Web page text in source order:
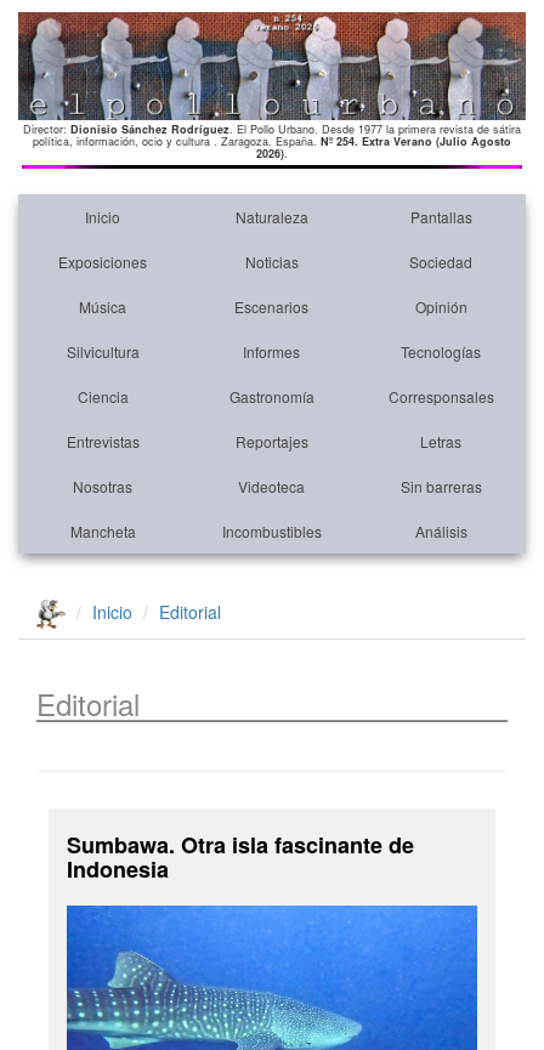
Director: Dionisio Sánchez Rodríguez. El Pollo Urbano. Desde 1977 la primera revista de sátira
política, información, ocio y cultura . Zaragoza. España. Nº 254. Extra Verano (Julio Agosto
2026).
Inicio Naturaleza Pantallas
Exposiciones Noticias Sociedad
Música Escenarios Opinión
Silvicultura Informes Tecnologías
Ciencia Gastronomía Corresponsales
Entrevistas Reportajes Letras
Nosotras Videoteca Sin barreras
Mancheta Incombustibles Análisis
Inicio Editorial
Editorial
Sumbawa. Otra isla fascinante de
Indonesia